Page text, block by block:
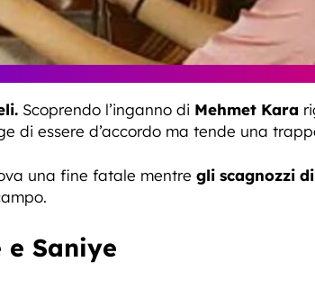
Scoprendo l’inganno di Mehmet Kara
di essere d’accordo ma tende una
una fine fatale mentre gli scagnozzi
Saniye